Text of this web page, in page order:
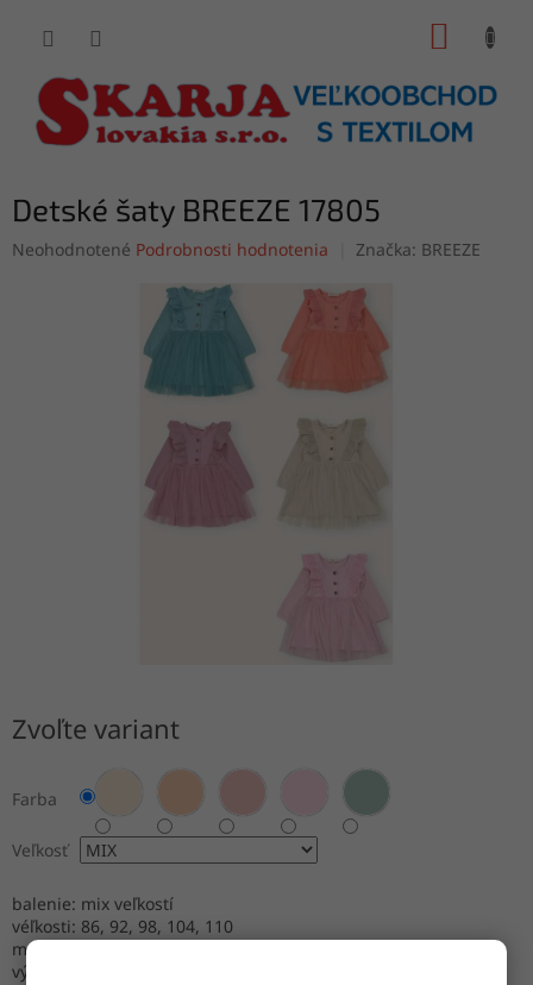
Detské šaty BREEZE 17805
Priemerné
Neohodnotené Podrobnosti hodnotenia Značka: BREEZE
Zvoľte variant
Farba
Veľkosť
balenie: mix veľkostí
véľkosti: 86, 92, 98, 104, 110
materiál: 90% bavlna, 10% lycra
výroba: Turecko